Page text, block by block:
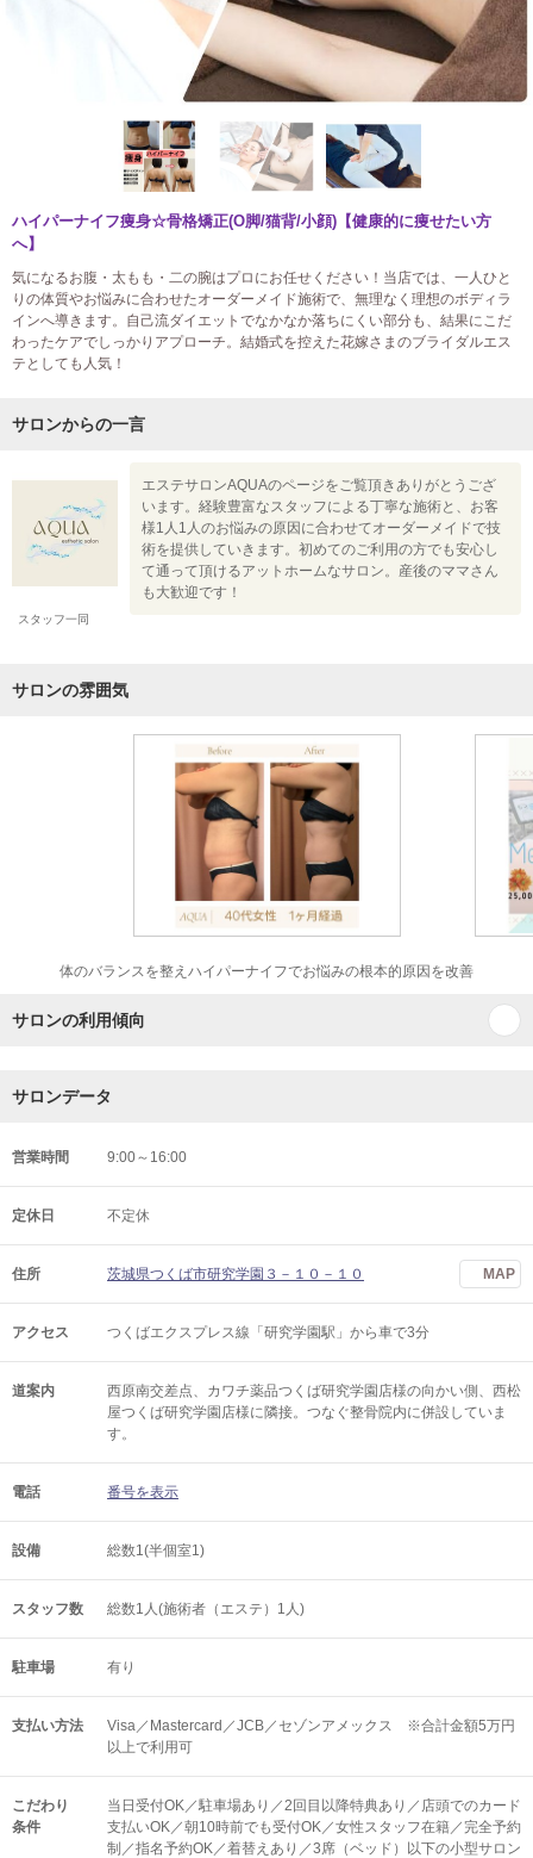
ハイパーナイフ痩身☆骨格矯正(O脚/猫背/小顔)【健康的に痩せたい方
へ】
気になるお腹・太もも・二の腕はプロにお任せください！当店では、一人ひと
りの体質やお悩みに合わせたオーダーメイド施術で、無理なく理想のボディラ
インへ導きます。自己流ダイエットでなかなか落ちにくい部分も、結果にこだ
わったケアでしっかりアプローチ。結婚式を控えた花嫁さまのブライダルエス
テとしても人気！
サロンからの一言
スタッフ一同
エステサロンAQUAのページをご覧頂きありがとうござ
います。経験豊富なスタッフによる丁寧な施術と、お客
様1人1人のお悩みの原因に合わせてオーダーメイドで技
術を提供していきます。初めてのご利用の方でも安心し
て通って頂けるアットホームなサロン。産後のママさん
も大歓迎です！
サロンの雰囲気
体のバランスを整えハイパーナイフでお悩みの根本的原因を改善
サロンの利用傾向
サロンデータ
営業時間 9:00～16:00
定休日 不定休
住所 茨城県つくば市研究学園３－１０－１０ MAP
アクセス つくばエクスプレス線「研究学園駅」から車で3分
道案内
西原南交差点、カワチ薬品つくば研究学園店様の向かい側、西松
屋つくば研究学園店様に隣接。つなぐ整骨院内に併設していま
す。
電話 番号を表示
設備 総数1(半個室1)
スタッフ数 総数1人(施術者（エステ）1人)
駐車場 有り
支払い方法
Visa／Mastercard／JCB／セゾンアメックス ※合計金額5万円
以上で利用可
こだわり
条件
当日受付OK／駐車場あり／2回目以降特典あり／店頭でのカード
支払いOK／朝10時前でも受付OK／女性スタッフ在籍／完全予約
制／指名予約OK／着替えあり／3席（ベッド）以下の小型サロン